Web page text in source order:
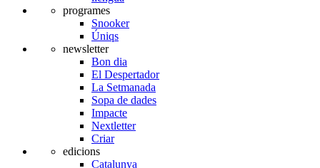
programes
Snooker
Úniqs
newsletter
Bon dia
El Despertador
La Setmanada
Sopa de dades
Impacte
Nextletter
Criar
edicions
Catalunya